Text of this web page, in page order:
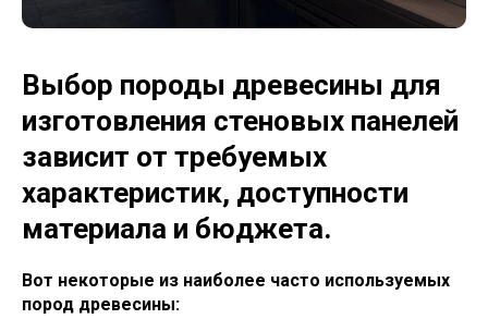
Выбор породы древесины для
изготовления стеновых панелей
зависит от требуемых
характеристик, доступности
материала и бюджета.
Вот некоторые из наиболее часто используемых
пород древесины: